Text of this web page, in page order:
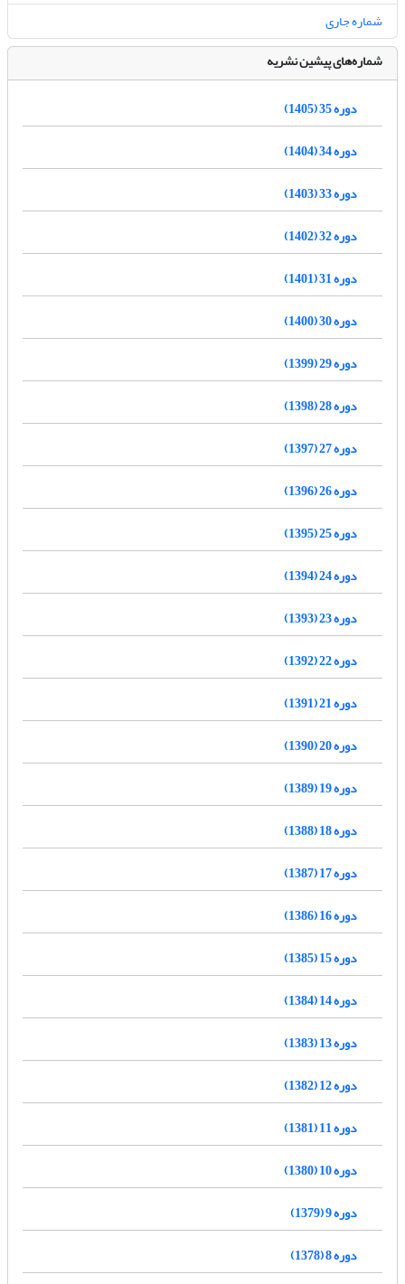
شماره جاری
شماره‌های پیشین نشریه
دوره 35 (1405)
دوره 34 (1404)
دوره 33 (1403)
دوره 32 (1402)
دوره 31 (1401)
دوره 30 (1400)
دوره 29 (1399)
دوره 28 (1398)
دوره 27 (1397)
دوره 26 (1396)
دوره 25 (1395)
دوره 24 (1394)
دوره 23 (1393)
دوره 22 (1392)
دوره 21 (1391)
دوره 20 (1390)
دوره 19 (1389)
دوره 18 (1388)
دوره 17 (1387)
دوره 16 (1386)
دوره 15 (1385)
دوره 14 (1384)
دوره 13 (1383)
دوره 12 (1382)
دوره 11 (1381)
دوره 10 (1380)
دوره 9 (1379)
دوره 8 (1378)